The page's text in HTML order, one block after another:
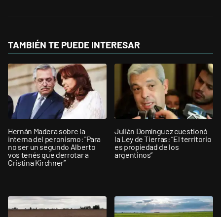
TAMBIÉN TE PUEDE INTERESAR
Hernán Madera sobre la
interna del peronismo: "Para
no ser un segundo Alberto
vos tenés que derrotar a
Cristina Kirchner”
Julián Domínguez cuestionó
la Ley de Tierras: “El territorio
es propiedad de los
argentinos”